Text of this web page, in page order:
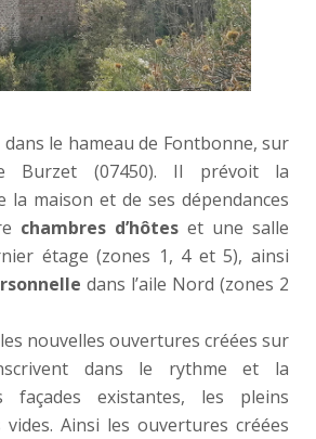
le hameau de Fontbonne, sur
Burzet (07450). Il prévoit la
la maison et de ses dépendances
chambres d’hôtes et une salle
étage (zones 1, 4 et 5), ainsi
dans l’aile Nord (zones 2
les nouvelles ouvertures créées sur
dans le rythme et la
façades existantes, les pleins
Ainsi les ouvertures créées